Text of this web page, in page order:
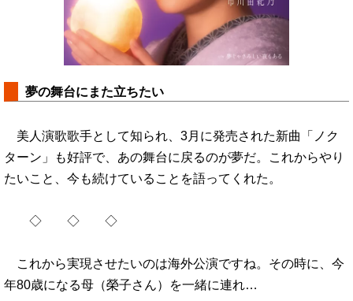
夢の舞台にまた立ちたい
美人演歌歌手として知られ、3月に発売された新曲「ノク
ターン」も好評で、あの舞台に戻るのが夢だ。これからやり
たいこと、今も続けていることを語ってくれた。
◇ ◇ ◇
これから実現させたいのは海外公演ですね。その時に、今
年80歳になる母（榮子さん）を一緒に連れ…